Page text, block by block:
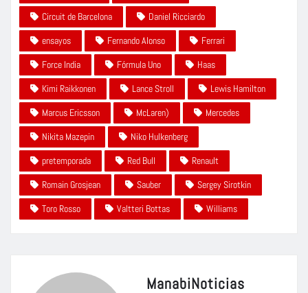
Circuit de Barcelona
Daniel Ricciardo
ensayos
Fernando Alonso
Ferrari
Force India
Fórmula Uno
Haas
Kimi Raikkonen
Lance Stroll
Lewis Hamilton
Marcus Ericsson
McLaren)
Mercedes
Nikita Mazepin
Niko Hulkenberg
pretemporada
Red Bull
Renault
Romain Grosjean
Sauber
Sergey Sirotkin
Toro Rosso
Valtteri Bottas Williams
ManabiNoticias